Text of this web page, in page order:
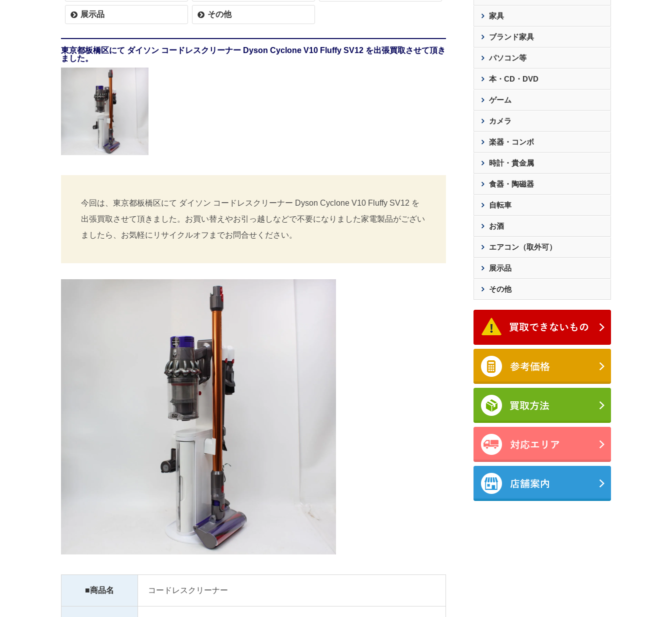
展示品 その他
東京都板橋区にて ダイソン コードレスクリーナー Dyson Cyclone V10 Fluffy SV12 を出張買取させて頂き
ました。
今回は、東京都板橋区にて ダイソン コードレスクリーナー Dyson Cyclone V10 Fluffy SV12 を
出張買取させて頂きました。お買い替えやお引っ越しなどで不要になりました家電製品がござい
ましたら、お気軽にリサイクルオフまでお問合せください。
■商品名 コードレスクリーナー
家具
ブランド家具
パソコン等
本・CD・DVD
ゲーム
カメラ
楽器・コンボ
時計・貴金属
食器・陶磁器
自転車
お酒
エアコン（取外可）
展示品
その他